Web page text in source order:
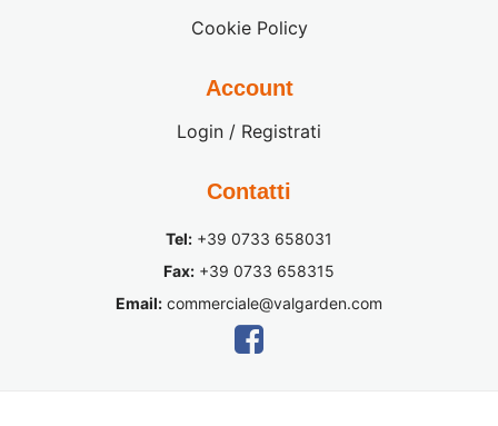
Cookie Policy
Account
Login / Registrati
Contatti
Tel: +39 0733 658031
Fax: +39 0733 658315
Email: commerciale@valgarden.com